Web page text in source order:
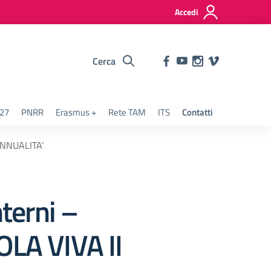
Accedi
Cerca
PNRR Erasmus + Rete TAM ITS Contatti
–
VIVA II